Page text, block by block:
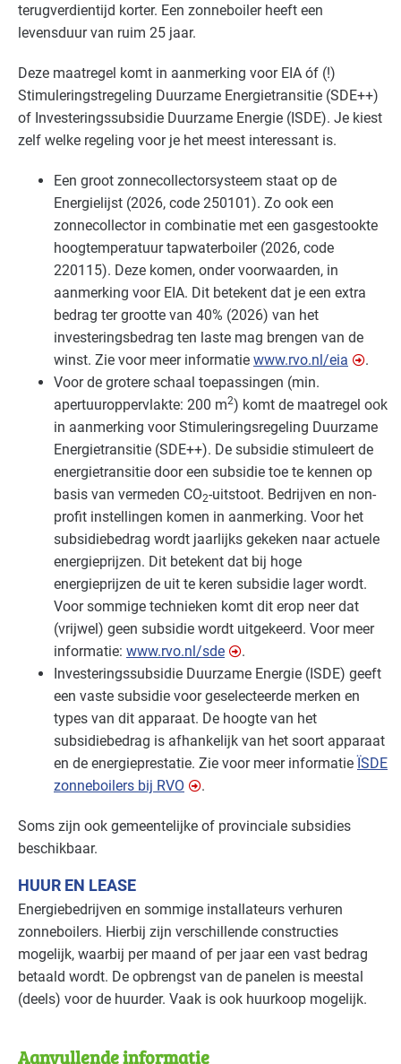
terugverdientijd korter. Een zonneboiler heeft een
levensduur van ruim 25 jaar.
Deze maatregel komt in aanmerking voor EIA óf (!)
Stimuleringstregeling Duurzame Energietransitie (SDE++)
of Investeringssubsidie Duurzame Energie (ISDE). Je kiest
zelf welke regeling voor je het meest interessant is.
Een groot zonnecollectorsysteem staat op de
Energielijst (2026, code 250101). Zo ook een
zonnecollector in combinatie met een gasgestookte
hoogtemperatuur tapwaterboiler (2026, code
220115). Deze komen, onder voorwaarden, in
aanmerking voor EIA. Dit betekent dat je een extra
bedrag ter grootte van 40% (2026) van het
investeringsbedrag ten laste mag brengen van de
winst. Zie voor meer informatie www.rvo.nl/eia
.
Voor de grotere schaal toepassingen (min.
apertuuroppervlakte: 200 m2) komt de maatregel ook
in aanmerking voor Stimuleringsregeling Duurzame
Energietransitie (SDE++). De subsidie stimuleert de
energietransitie door een subsidie toe te kennen op
basis van vermeden CO2-uitstoot. Bedrijven en non-
profit instellingen komen in aanmerking. Voor het
subsidiebedrag wordt jaarlijks gekeken naar actuele
energieprijzen. Dit betekent dat bij hoge
energieprijzen de uit te keren subsidie lager wordt.
Voor sommige technieken komt dit erop neer dat
(vrijwel) geen subsidie wordt uitgekeerd. Voor meer
informatie: www.rvo.nl/sde
.
Investeringssubsidie Duurzame Energie (ISDE) geeft
een vaste subsidie voor geselecteerde merken en
types van dit apparaat. De hoogte van het
subsidiebedrag is afhankelijk van het soort apparaat
en de energieprestatie. Zie voor meer informatie ÏSDE
zonneboilers bij RVO .
Soms zijn ook gemeentelijke of provinciale subsidies
beschikbaar.
HUUR EN LEASE
Energiebedrijven en sommige installateurs verhuren
zonneboilers. Hierbij zijn verschillende constructies
mogelijk, waarbij per maand of per jaar een vast bedrag
betaald wordt. De opbrengst van de panelen is meestal
(deels) voor de huurder. Vaak is ook huurkoop mogelijk.
Aanvullende informatie